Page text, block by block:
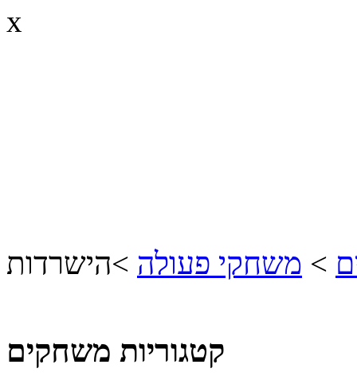
x
> משחקי פעולה >הישרדות
קטגוריות משחקים